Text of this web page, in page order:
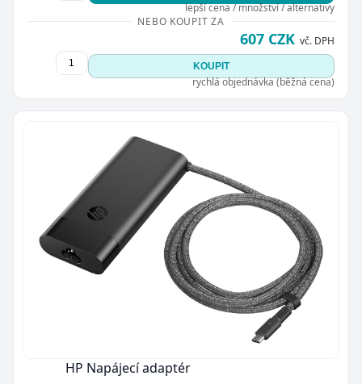
lepší cena / množství / alternativy
NEBO KOUPIT ZA
607 CZK vč. DPH
KOUPIT
rychlá objednávka (běžná cena)
HP Napájecí adaptér